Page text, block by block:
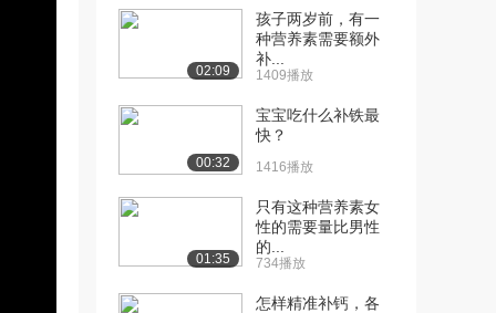
02:09
孩子两岁前，有一
种营养素需要额外
补...
1409播放
00:32
宝宝吃什么补铁最
快？
1416播放
01:35
只有这种营养素女
性的需要量比男性
的...
734播放
怎样精准补钙，各